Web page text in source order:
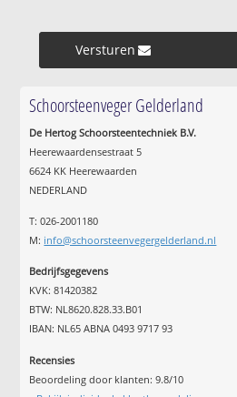
Versturen »
Schoorsteenveger Gelderland
De Hertog Schoorsteentechniek B.V.
Heerewaardensestraat 5
6624 KK Heerewaarden
NEDERLAND
T: 026-2001180
M: info@schoorsteenvegergelderland.nl
Bedrijfsgegevens
KVK: 81420382
BTW: NL8620.828.33.B01
IBAN: NL65 ABNA 0493 9717 93
Recensies
Beoordeling door klanten:9.8/10